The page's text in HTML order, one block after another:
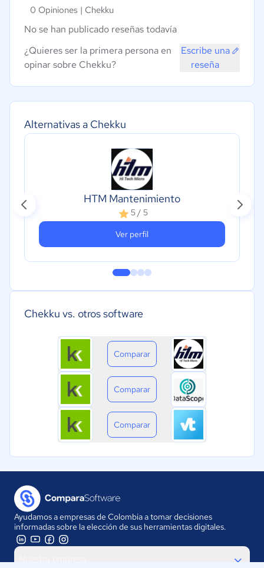
Alternativas a Chekku
HTM Mantenimiento
5 / 5
Ver perfil
Chekku vs. otros software
Comparar
Comparar
Comparar
0 Opiniones | Chekku
No se han publicado reseñas todavía
¿Quieres ser la primera persona en
opinar sobre Chekku?
Escribe una
reseña
Ayudamos a empresas de Colombia a tomar decisiones
informadas sobre la elección de sus herramientas digitales.